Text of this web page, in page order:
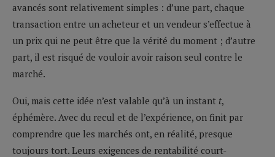
avancés sont relativement simples : d’une part, chaque
transaction entre un acheteur et un vendeur s’effectue à
un prix qui ne peut être que la vérité du moment ; d’autre
part, il est risqué de vouloir avoir raison seul contre le
marché.
Oui, mais cette idée n’est valable qu’à un instant t,
éphémère. Avec du recul et de l’expérience, on finit par
comprendre que les marchés ont, en réalité, presque
toujours tort. Leurs exigences de rentabilité court-